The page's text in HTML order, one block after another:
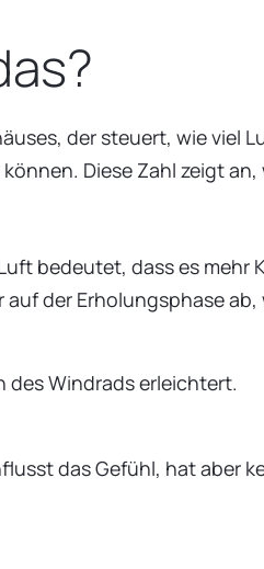
der steuert, wie viel
Diese Zahl zeigt
bedeutet, dass es mehr
der Erholungsphase
des Windrads erleichtert.
das Gefühl, hat aber